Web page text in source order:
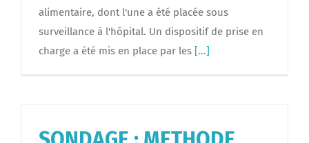
alimentaire, dont l'une a été placée sous
surveillance à l'hôpital. Un dispositif de prise en
charge a été mis en place par les [...]